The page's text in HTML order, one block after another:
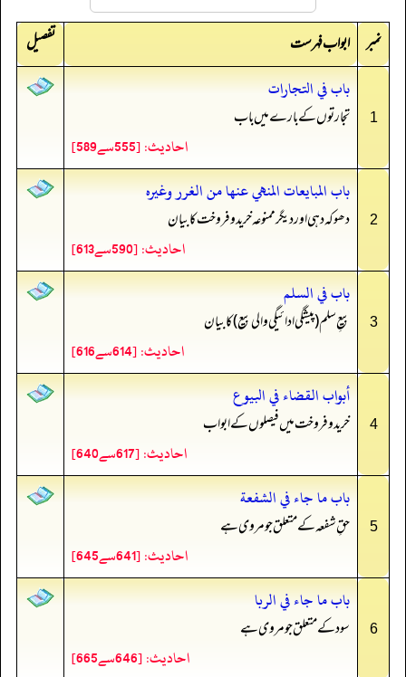
نمبر ابواب فہرست تفصیل
1
باب في التجارات
تجارتوں کے بارے میں باب
احادیث: [555سے589]
2
باب المبايعات المنهي عنها من الغرر وغيره
دھوکہ دہی اور دیگر ممنوعہ خرید و فروخت کا بیان
احادیث: [590سے613]
3
باب في السلم
بیعِ سلم (پیشگی ادائیگی والی بیع) کا بیان
احادیث: [614سے616]
4
أبواب القضاء في البيوع
خرید و فروخت میں فیصلوں کے ابواب
احادیث: [617سے640]
5
باب ما جاء في الشفعة
حقِ شفعہ کے متعلق جو مروی ہے
احادیث: [641سے645]
6
باب ما جاء في الربا
سود کے متعلق جو مروی ہے
احادیث: [646سے665]